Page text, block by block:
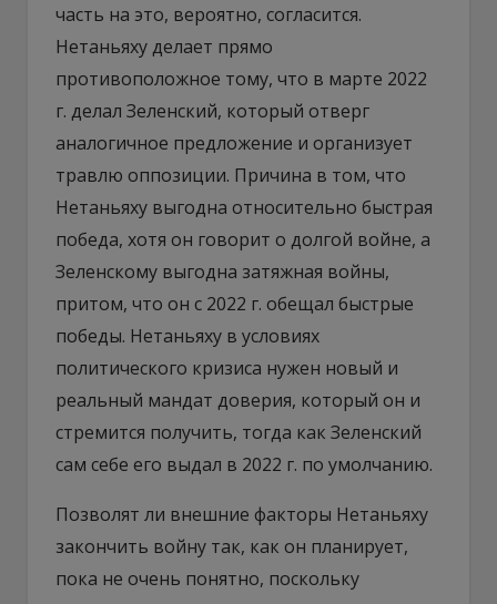
часть на это, вероятно, согласится.
Нетаньяху делает прямо
противоположное тому, что в марте 2022
г. делал Зеленский, который отверг
аналогичное предложение и организует
травлю оппозиции. Причина в том, что
Нетаньяху выгодна относительно быстрая
победа, хотя он говорит о долгой войне, а
Зеленскому выгодна затяжная войны,
притом, что он с 2022 г. обещал быстрые
победы. Нетаньяху в условиях
политического кризиса нужен новый и
реальный мандат доверия, который он и
стремится получить, тогда как Зеленский
сам себе его выдал в 2022 г. по умолчанию.
Позволят ли внешние факторы Нетаньяху
закончить войну так, как он планирует,
пока не очень понятно, поскольку